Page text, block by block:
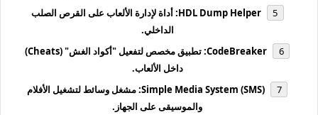
HDL Dump Helper: أداة لإدارة الألعاب على القرص الصلب
الداخلي.
CodeBreaker: تطبيق مخصص لتفعيل "أكواد الغش" (Cheats)
داخل الألعاب.
Simple Media System (SMS): مشغل وسائط لتشغيل الأفلام
والموسيقى على الجهاز.